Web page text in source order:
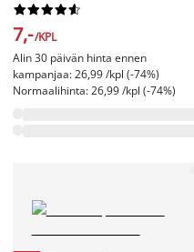






7,-/KPL
Alin 30 päivän hinta ennen
kampanjaa: 26,99 /kpl (-74%)
Normaalihinta: 26,99 /kpl (-74%)